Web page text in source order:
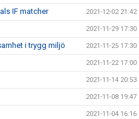
IF matcher 2021-12-02 21:42
2021-11-29 17:30
i trygg miljö 2021-11-25 17:30
2021-11-22 17:00
2021-11-14 20:53
2021-11-08 19:47
2021-11-04 16:16